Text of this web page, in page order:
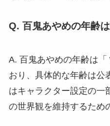
Q. 百鬼あやめの年齢
A. 百鬼あやめの年齢は
おり、具体的な年齢は公
はキャラクター設定の一
の世界観を維持するため